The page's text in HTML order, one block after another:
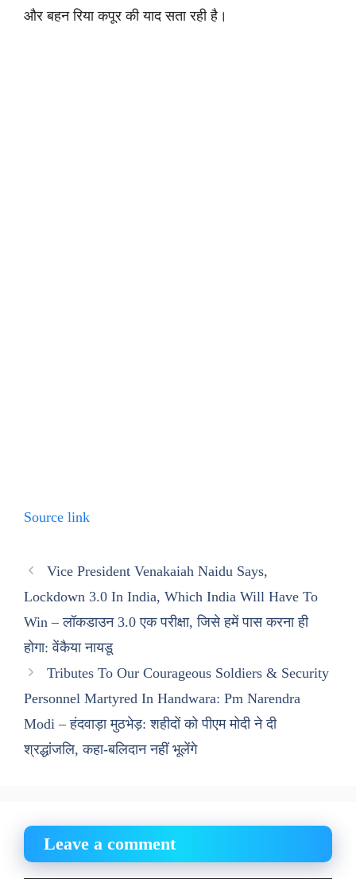
और बहन रिया कपूर की याद सता रही है।
Source link
Vice President Venakaiah Naidu Says,
Lockdown 3.0 In India, Which India Will Have To
Win – लॉकडाउन 3.0 एक परीक्षा, जिसे हमें पास करना ही
होगा: वेंकैया नायडू
Tributes To Our Courageous Soldiers & Security
Personnel Martyred In Handwara: Pm Narendra
Modi – हंदवाड़ा मुठभेड़: शहीदों को पीएम मोदी ने दी
श्रद्धांजलि, कहा-बलिदान नहीं भूलेंगे
Leave a comment